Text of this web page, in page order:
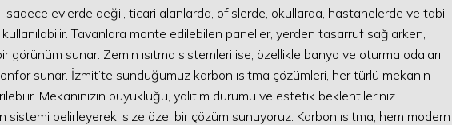
sadece evlerde değil, ticari alanlarda, ofislerde, okullarda, hastanelerde ve tabii
Tavanlara monte edilebilen paneller, yerden tasarruf sağlarken,
görünüm sunar. Zemin ısıtma sistemleri ise, özellikle banyo ve oturma odaları
sunar. İzmit’te sunduğumuz karbon ısıtma çözümleri, her türlü mekanın
Mekanınızın büyüklüğü, yalıtım durumu ve estetik beklentileriniz
belirleyerek, size özel bir çözüm sunuyoruz. Karbon ısıtma, hem modern